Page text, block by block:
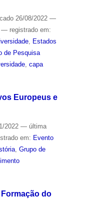
26/08/2022 —
— registrado em:
, Estados
de Pesquisa
, capa
Europeus e
2022 — última
em: Evento
, Grupo de
do